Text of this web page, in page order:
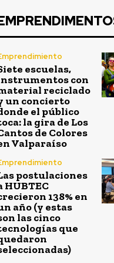
escuelas,
con
reciclado
un concierto
el público
la gira de Los
de Colores
Valparaíso
postulaciones
HUBTEC
138% en
año (y estas
las cinco
que